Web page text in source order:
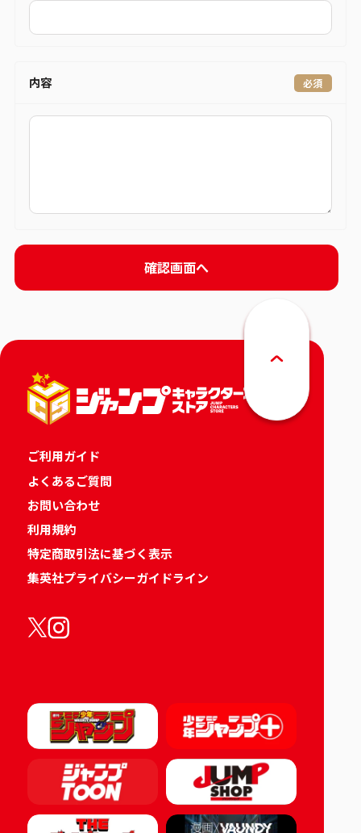
内容
ご利用ガイド
よくあるご質問
お問い合わせ
利用規約
特定商取引法に基づく表示
集英社プライバシーガイドライン